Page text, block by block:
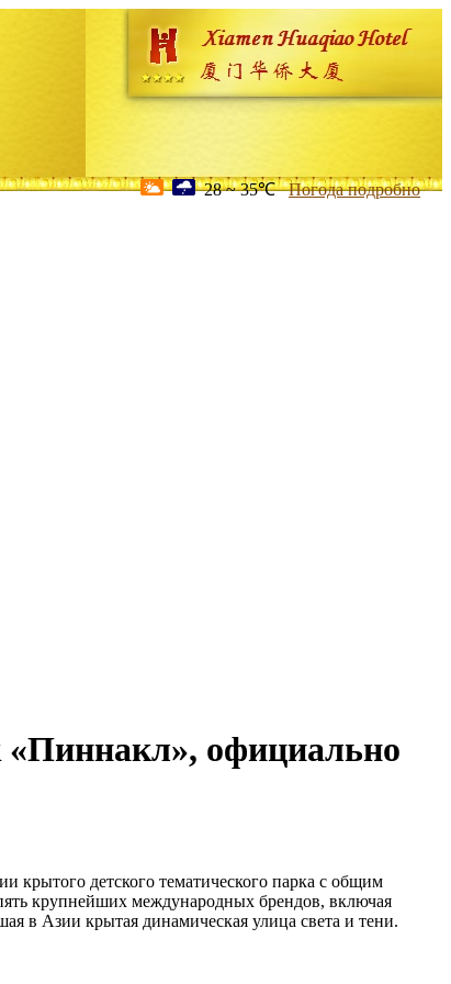
28 ~ 35℃ Погода подробно
«Пиннакл», официально
крытого детского тематического парка с общим
крупнейших международных брендов, включая
в Азии крытая динамическая улица света и тени.